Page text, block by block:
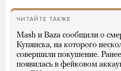
ЧИТАЙТЕ ТАКЖЕ
Mash и Baza сообщили о
Купянска, на которого
совершили покушение.
появилась в фейковом